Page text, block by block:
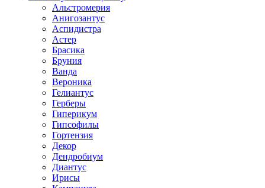
Альстромерия
Анигозантус
Аспидистра
Астер
Брасика
Бруния
Ванда
Вероника
Гелиантус
Герберы
Гиперикум
Гипсофилы
Гортензия
Декор
Дендробиум
Диантус
Ирисы